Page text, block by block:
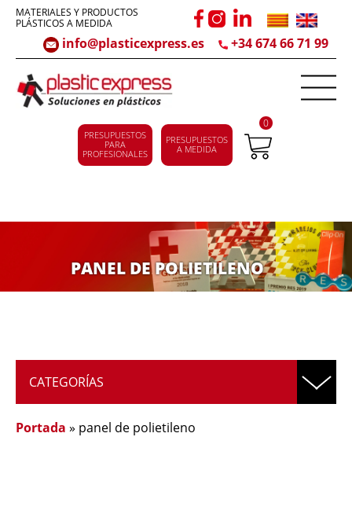
MATERIALES Y PRODUCTOS
PLÁSTICOS A MEDIDA
info@plasticexpress.es +34 674 66 71 99
PRESUPUESTOS
PARA
PROFESIONALES
PRESUPUESTOS
A MEDIDA
0
PANEL DE POLIETILENO
CATEGORÍAS
Portada » panel de polietileno